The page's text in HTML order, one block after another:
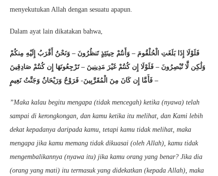
menyekutukan Allah dengan sesuatu apapun.
Dalam ayat lain dikatakan bahwa,
فَلَوْلَا إِذَا بَلَغَتِ الْحُلْقُومَ – وَأَنتُمْ حِينَئِذٍ تَنظُرُونَ – وَنَحْنُ أَقْرَبُ إِلَيْهِ مِنكُمْ
وَلَٰكِن لَّا تُبْصِرُونَ – فَلَوْلَا إِن كُنتُمْ غَيْرَ مَدِينِينَ – تَرْجِعُونَهَا إِن كُنتُمْ صَادِقِينَ
– فَأَمَّا إِن كَانَ مِنَ الْمُقَرَّبِينَ- فَرَوْحٌ وَرَيْحَانٌ وَجَنَّتُ نَعِيمٍ
”Maka kalau begitu mengapa (tidak mencegah) ketika (nyawa) telah
sampai di kerongkongan, dan kamu ketika itu melihat, dan Kami lebih
dekat kepadanya daripada kamu, tetapi kamu tidak melihat, maka
mengapa jika kamu memang tidak dikuasai (oleh Allah), kamu tidak
mengembalikannya (nyawa itu) jika kamu orang yang benar? Jika dia
(orang yang mati) itu termasuk yang didekatkan (kepada Allah), maka